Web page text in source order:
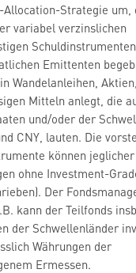
Strategie um,
variabel verzinslichen
Emittenten
Wandelanleihen,
Mitteln anlegt, die
und/oder der
CNY, lauten. Die
können
ohne Investment-
Der
kann der Teilfonds
der Schwellenländer
Währungen der
Ermessen.